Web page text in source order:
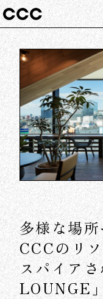
多様な場
CCCのリ
スパイア
LOUNGE